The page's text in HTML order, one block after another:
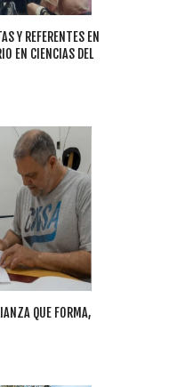
Y REFERENTES EN
EN CIENCIAS DEL
QUE FORMA,